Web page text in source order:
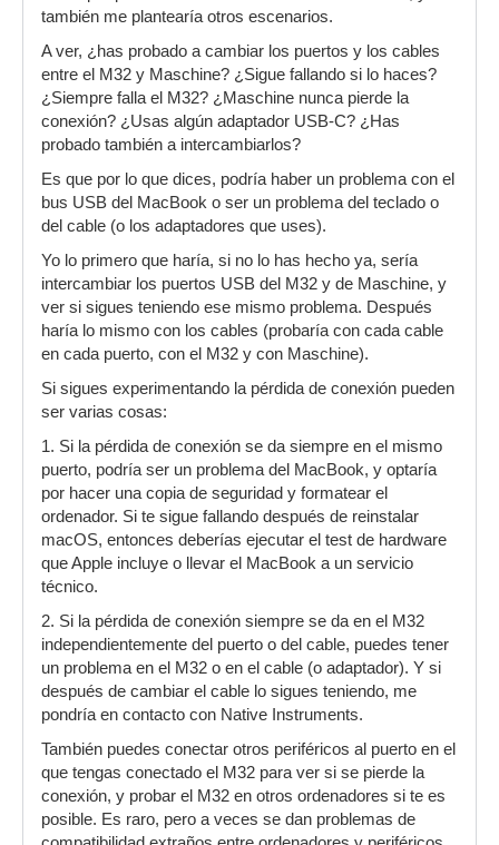
también me plantearía otros escenarios.
A ver, ¿has probado a cambiar los puertos y los cables
entre el M32 y Maschine? ¿Sigue fallando si lo haces?
¿Siempre falla el M32? ¿Maschine nunca pierde la
conexión? ¿Usas algún adaptador USB-C? ¿Has
probado también a intercambiarlos?
Es que por lo que dices, podría haber un problema con el
bus USB del MacBook o ser un problema del teclado o
del cable (o los adaptadores que uses).
Yo lo primero que haría, si no lo has hecho ya, sería
intercambiar los puertos USB del M32 y de Maschine, y
ver si sigues teniendo ese mismo problema. Después
haría lo mismo con los cables (probaría con cada cable
en cada puerto, con el M32 y con Maschine).
Si sigues experimentando la pérdida de conexión pueden
ser varias cosas:
1. Si la pérdida de conexión se da siempre en el mismo
puerto, podría ser un problema del MacBook, y optaría
por hacer una copia de seguridad y formatear el
ordenador. Si te sigue fallando después de reinstalar
macOS, entonces deberías ejecutar el test de hardware
que Apple incluye o llevar el MacBook a un servicio
técnico.
2. Si la pérdida de conexión siempre se da en el M32
independientemente del puerto o del cable, puedes tener
un problema en el M32 o en el cable (o adaptador). Y si
después de cambiar el cable lo sigues teniendo, me
pondría en contacto con Native Instruments.
También puedes conectar otros periféricos al puerto en el
que tengas conectado el M32 para ver si se pierde la
conexión, y probar el M32 en otros ordenadores si te es
posible. Es raro, pero a veces se dan problemas de